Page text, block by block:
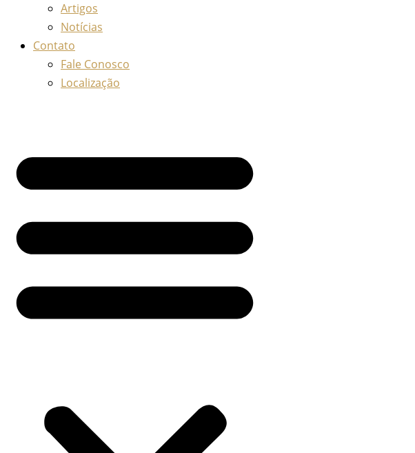
Artigos
Notícias
Contato
Fale Conosco
Localização